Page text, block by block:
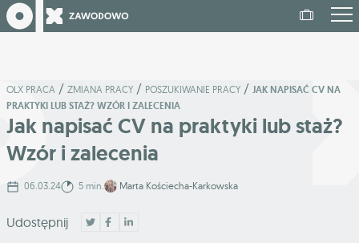
OLX PRACA / ZMIANA PRACY / POSZUKIWANIE PRACY / JAK NAPISAĆ CV NA
PRAKTYKI LUB STAŻ? WZÓR I ZALECENIA
Jak napisać CV na praktyki lub staż?
Wzór i zalecenia
06.03.24 5 min. Marta Kościecha-Karkowska
Udostępnij